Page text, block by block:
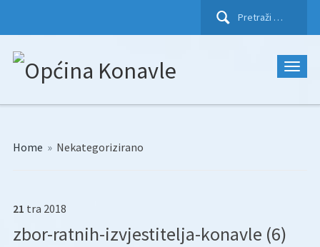
Pretraži:
Home » Nekategorizirano
21 tra 2018
zbor-ratnih-izvjestitelja-konavle (6)